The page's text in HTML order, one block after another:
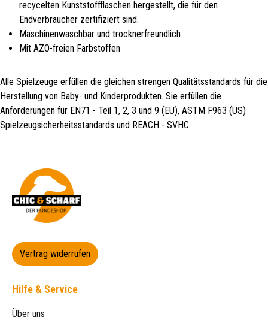
recycelten Kunststoffflaschen hergestellt, die für den
Endverbraucher zertifiziert sind.
Maschinenwaschbar und trocknerfreundlich
Mit AZO-freien Farbstoffen
Alle Spielzeuge erfüllen die gleichen strengen Qualitätsstandards für die
Herstellung von Baby- und Kinderprodukten. Sie erfüllen die
Anforderungen für EN71 - Teil 1, 2, 3 und 9 (EU), ASTM F963 (US)
Spielzeugsicherheitsstandards und REACH - SVHC.
Vertrag widerrufen
Hilfe & Service
Über uns